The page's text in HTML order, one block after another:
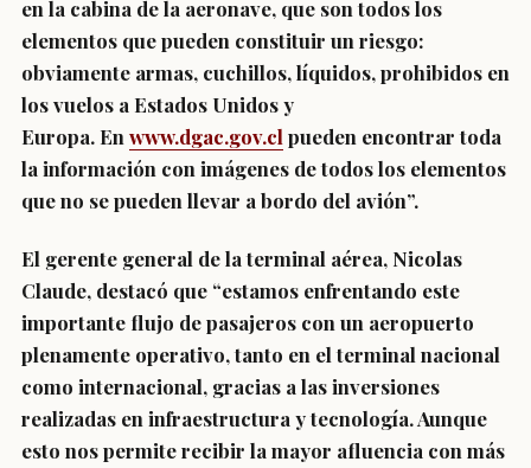
en la cabina de la aeronave, que son todos los
elementos que pueden constituir un riesgo:
obviamente armas, cuchillos, líquidos, prohibidos en
los vuelos a Estados Unidos y
Europa. En www.dgac.gov.cl pueden encontrar toda
la información con imágenes de todos los elementos
que no se pueden llevar a bordo del avión”.
El gerente general de la terminal aérea, Nicolas
Claude, destacó que “estamos enfrentando este
importante flujo de pasajeros con un aeropuerto
plenamente operativo, tanto en el terminal nacional
como internacional, gracias a las inversiones
realizadas en infraestructura y tecnología. Aunque
esto nos permite recibir la mayor afluencia con más